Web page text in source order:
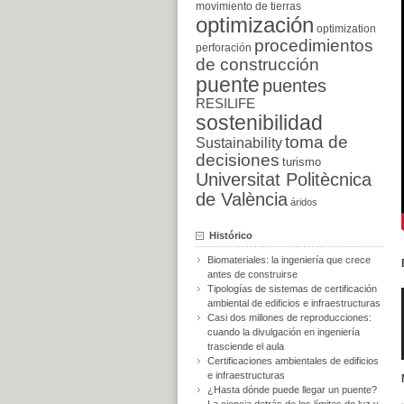
movimiento de tierras
optimización optimization
perforación procedimientos
de construcción
puente puentes
RESILIFE
sostenibilidad
Sustainabilitytoma de
decisiones turismo
Universitat Politècnica
de València áridos
Histórico
Biomateriales: la ingeniería que crece
antes de construirse
Tipologías de sistemas de certificación
ambiental de edificios e infraestructuras
Casi dos millones de reproducciones:
cuando la divulgación en ingeniería
trasciende el aula
Certificaciones ambientales de edificios
e infraestructuras
¿Hasta dónde puede llegar un puente?